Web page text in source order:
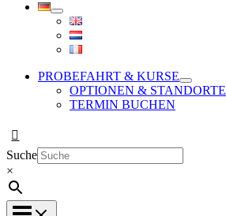
PROBEFAHRT & KURSE
OPTIONEN & STANDORTE
TERMIN BUCHEN
Suche
×